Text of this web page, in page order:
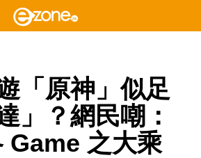
「原神」似足
」？網民嘲：
Game 之大乘